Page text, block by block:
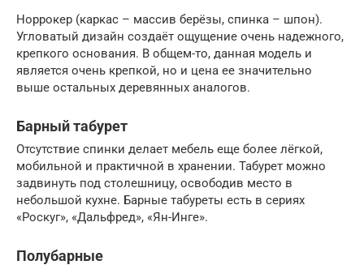
Норрокер (каркас – массив берёзы, спинка – шпон).
Угловатый дизайн создаёт ощущение очень надежного,
крепкого основания. В общем-то, данная модель и
является очень крепкой, но и цена ее значительно
выше остальных деревянных аналогов.
Барный табурет
Отсутствие спинки делает мебель еще более лёгкой,
мобильной и практичной в хранении. Табурет можно
задвинуть под столешницу, освободив место в
небольшой кухне. Барные табуреты есть в сериях
«Роскуг», «Дальфред», «Ян-Инге».
Полубарные